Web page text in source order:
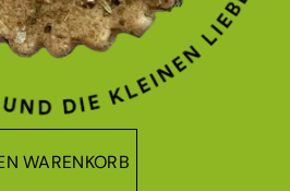
WARENKORB